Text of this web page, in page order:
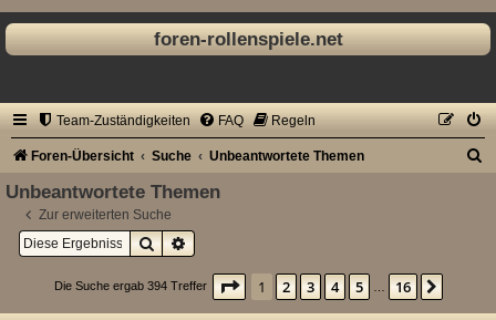
foren-rollenspiele.net
Team-Zuständigkeiten FAQ Regeln
Foren-Übersicht Suche Unbeantwortete Themen
Unbeantwortete Themen
Zur erweiterten Suche
SucheErweiterte Suche
Die Suche ergab 394 Treffer Seite 1von16
1 2 3 4 5 16